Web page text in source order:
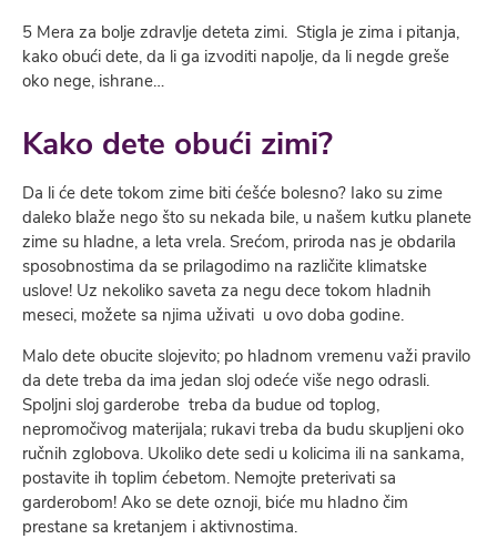
5 Mera za bolje zdravlje deteta zimi. Stigla je zima i pitanja,
kako obući dete, da li ga izvoditi napolje, da li negde greše
oko nege, ishrane…
Kako dete obući zimi?
Da li će dete tokom zime biti ćešće bolesno? Iako su zime
daleko blaže nego što su nekada bile, u našem kutku planete
zime su hladne, a leta vrela. Srećom, priroda nas je obdarila
sposobnostima da se prilagodimo na različite klimatske
uslove! Uz nekoliko saveta za negu dece tokom hladnih
meseci, možete sa njima uživati u ovo doba godine.
Malo dete obucite slojevito; po hladnom vremenu važi pravilo
da dete treba da ima jedan sloj odeće više nego odrasli.
Spoljni sloj garderobe treba da budue od toplog,
nepromočivog materijala; rukavi treba da budu skupljeni oko
ručnih zglobova. Ukoliko dete sedi u kolicima ili na sankama,
postavite ih toplim ćebetom. Nemojte preterivati sa
garderobom! Ako se dete oznoji, biće mu hladno čim
prestane sa kretanjem i aktivnostima.